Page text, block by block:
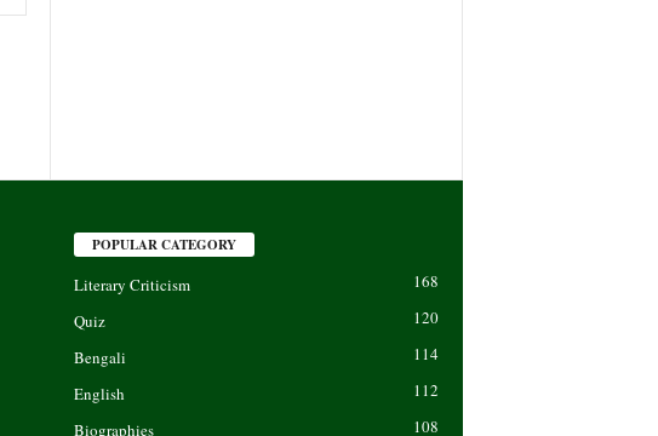
POPULAR CATEGORY
Literary Criticism
168
Quiz
120
Bengali
114
English
112
Biographies
108